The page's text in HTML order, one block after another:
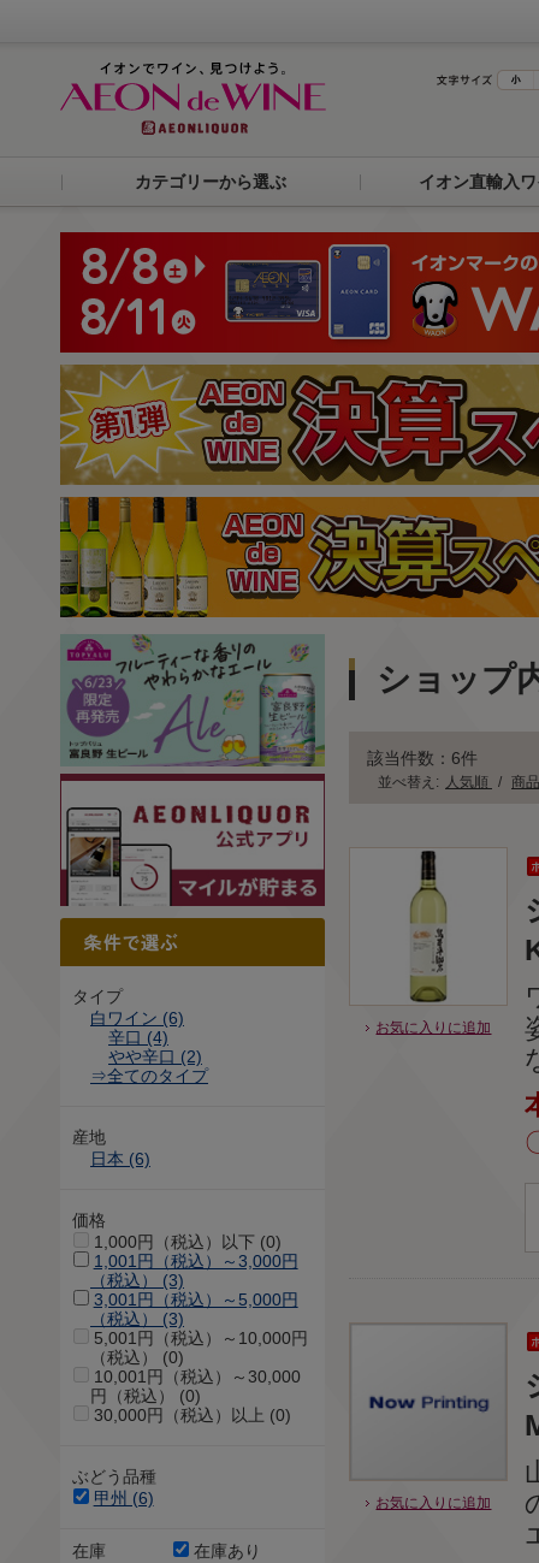
カテゴリーから選ぶ イオン直輸入
ショップ
該当件数：6件
並べ替え: 人気順 / 商
お気に入りに追加
お気に入りに追加
タイプ
白ワイン (6)
辛口 (4)
やや辛口 (2)
⇒全てのタイプ
産地
日本 (6)
価格
1,000円（税込）以下 (0)
1,001円（税込）～3,000円
（税込） (3)
3,001円（税込）～5,000円
（税込） (3)
5,001円（税込）～10,000円
（税込） (0)
10,001円（税込）～30,000
円（税込） (0)
30,000円（税込）以上 (0)
ぶどう品種
甲州 (6)
在庫 在庫あり